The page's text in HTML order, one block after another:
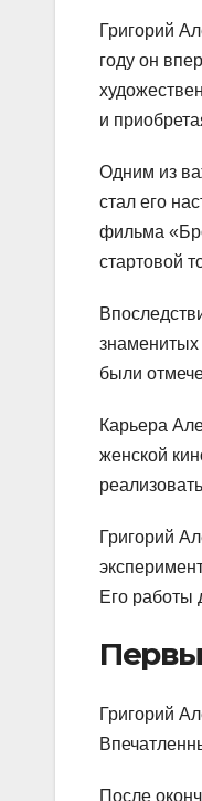
Григорий
году он
и
Одним из
стал его
фильма
стартовой
знаменитых
были
Карьера
женской
Григорий
Его работы
Григорий
После